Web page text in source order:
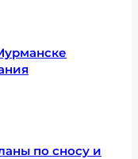
по сносу и